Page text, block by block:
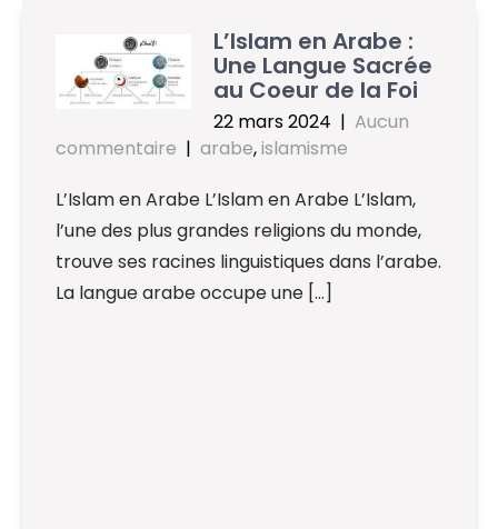
L’Islam en Arabe :
Une Langue Sacrée
au Coeur de la Foi
22 mars 2024 | Aucun
commentaire | arabe,islamisme
L’Islam en Arabe L’Islam en Arabe L’Islam,
l’une des plus grandes religions du monde,
trouve ses racines linguistiques dans l’arabe.
La langue arabe occupe une […]